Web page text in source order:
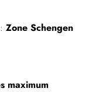
Zone Schengen
maximum